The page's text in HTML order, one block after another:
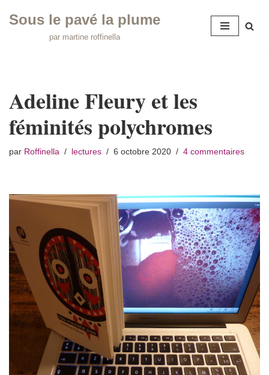
Sous le pavé la plume
par martine roffinella
Adeline Fleury et les
féminités polychromes
par Roffinella lectures 6 octobre 2020 4 commentaires